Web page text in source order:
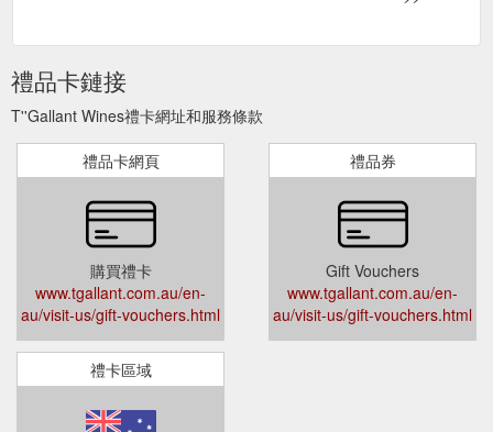
禮品卡鏈接
T''Gallant Wines禮卡網址和服務條款
禮品卡網頁
購買禮卡
www.tgallant.com.au/en-
au/visit-us/gift-vouchers.html
禮品券
Gift Vouchers
www.tgallant.com.au/en-
au/visit-us/gift-vouchers.html
禮卡區域